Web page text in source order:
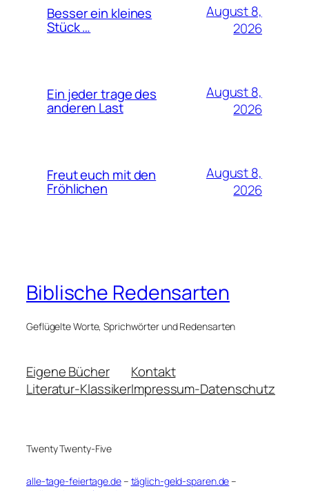
Besser ein kleines
Stück …
August 8,
2026
Ein jeder trage des
anderen Last
August 8,
2026
Freut euch mit den
Fröhlichen
August 8,
2026
Biblische Redensarten
Geflügelte Worte, Sprichwörter und Redensarten
Eigene Bücher
Literatur-Klassiker
Kontakt
Impressum-Datenschutz
Twenty Twenty-Five
alle-tage-feiertage.de– täglich-geld-sparen.de–